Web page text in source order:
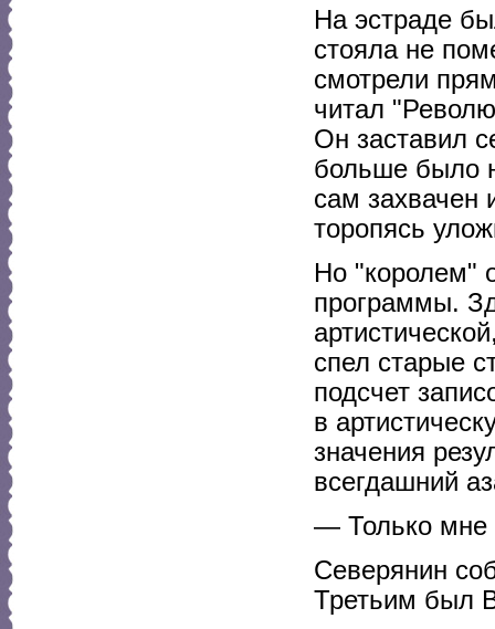
На эстраде
стояла не
смотрели
читал
Он заставил
больше было
сам захвачен
торопясь
Но "королем"
программы.
спел старые
подсчет
в
значения
всегдашний
— Только мне
Северянин
Третьим был